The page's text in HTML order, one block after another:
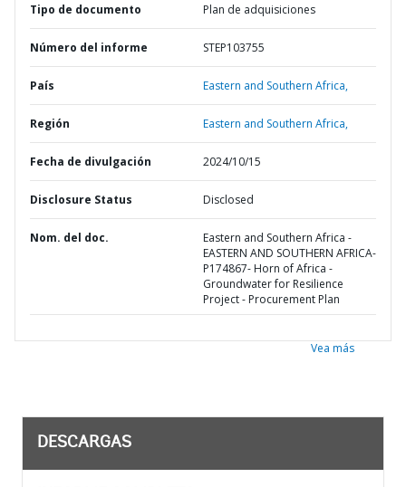
Tipo de documento Plan de adquisiciones
Número del informe STEP103755
País Eastern and Southern Africa,
Región Eastern and Southern Africa,
Fecha de divulgación 2024/10/15
Disclosure Status Disclosed
Nom. del doc.
Eastern and Southern Africa -
EASTERN AND SOUTHERN AFRICA-
P174867- Horn of Africa -
Groundwater for Resilience
Project - Procurement Plan
Vea más
DESCARGAS